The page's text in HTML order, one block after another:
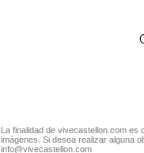
La finalidad de vivecastellon.com
imágenes. Si desea realizar alguna
info@vivecastellon.com